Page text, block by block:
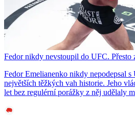
Fedor nikdy nevstoupil do UFC. Přesto
Fedor Emelianenko nikdy nepodepsal s
největších těžkých vah historie. Jeho
let bez regulérní porážky z něj udělaly